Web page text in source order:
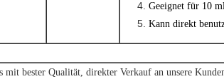
Geeignet für 10
Kann direkt
mit bester Qualität, direkter Verkauf an unsere